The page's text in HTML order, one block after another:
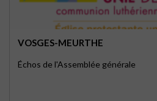
VOSGES-MEURTHE
Échos de l'Assemblée générale